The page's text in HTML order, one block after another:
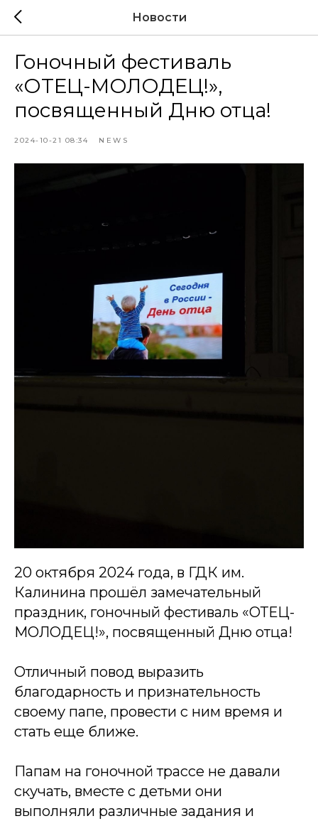
Новости
Гоночный фестиваль
«ОТЕЦ-МОЛОДЕЦ!»,
посвященный Дню отца!
2024-10-21 08:34 NEWS
20 октября 2024 года, в ГДК им.
Калинина прошёл замечательный
праздник, гоночный фестиваль «ОТЕЦ-
МОЛОДЕЦ!», посвященный Дню отца!
Отличный повод выразить
благодарность и признательность
своему папе, провести с ним время и
стать еще ближе.
Папам на гоночной трассе не давали
скучать, вместе с детьми они
выполняли различные задания и